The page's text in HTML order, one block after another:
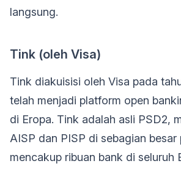
langsung.
Tink (oleh Visa)
Tink diakuisisi oleh Visa pada
telah menjadi platform open
di Eropa. Tink adalah asli PSD2,
AISP dan PISP di sebagian besar
mencakup ribuan bank di seluruh